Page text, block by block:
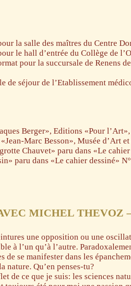
la salle des maîtres du Centre
le hall d’entrée du Collège de
pour la succursale de Renens
de séjour de l’Etablissement
Berger», Editions «Pour
Marc Besson», Musée d’Art
Chauvet» paru dans «Le cahier
paru dans «Le cahier dessiné»
MICHEL THEVOZ
une opposition ou une
à l’un qu’à l’autre.
de se manifester dans les
nature. Qu’en penses-tu?
de ce que je suis: les sciences